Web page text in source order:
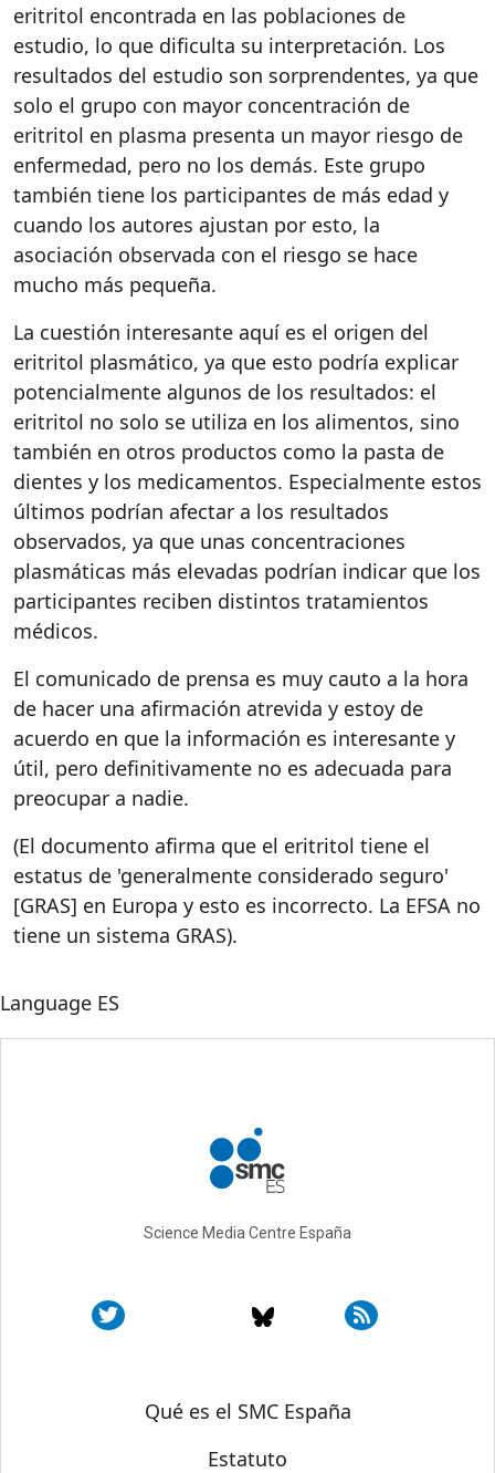
eritritol encontrada en las poblaciones de
estudio, lo que dificulta su interpretación. Los
resultados del estudio son sorprendentes, ya que
solo el grupo con mayor concentración de
eritritol en plasma presenta un mayor riesgo de
enfermedad, pero no los demás. Este grupo
también tiene los participantes de más edad y
cuando los autores ajustan por esto, la
asociación observada con el riesgo se hace
mucho más pequeña.
La cuestión interesante aquí es el origen del
eritritol plasmático, ya que esto podría explicar
potencialmente algunos de los resultados: el
eritritol no solo se utiliza en los alimentos, sino
también en otros productos como la pasta de
dientes y los medicamentos. Especialmente estos
últimos podrían afectar a los resultados
observados, ya que unas concentraciones
plasmáticas más elevadas podrían indicar que los
participantes reciben distintos tratamientos
médicos.
El comunicado de prensa es muy cauto a la hora
de hacer una afirmación atrevida y estoy de
acuerdo en que la información es interesante y
útil, pero definitivamente no es adecuada para
preocupar a nadie.
(El documento afirma que el eritritol tiene el
estatus de 'generalmente considerado seguro'
[GRAS] en Europa y esto es incorrecto. La EFSA no
tiene un sistema GRAS).
Language ES
Science Media Centre España
Sobre SMC España
Qué es el SMC España
Estatuto